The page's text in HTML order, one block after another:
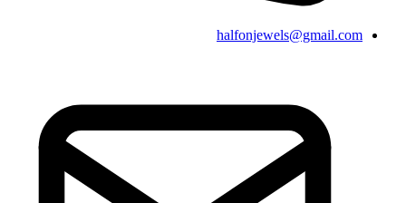
halfonjewels@gmail.com